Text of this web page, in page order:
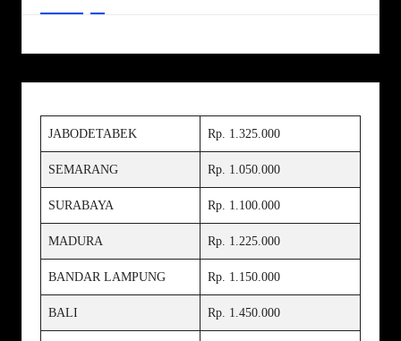
JABODETABEK Rp. 1.325.000
SEMARANG Rp. 1.050.000
SURABAYA Rp. 1.100.000
MADURA Rp. 1.225.000
BANDAR LAMPUNG Rp. 1.150.000
BALI Rp. 1.450.000